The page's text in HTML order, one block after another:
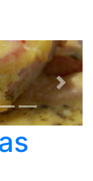
Next